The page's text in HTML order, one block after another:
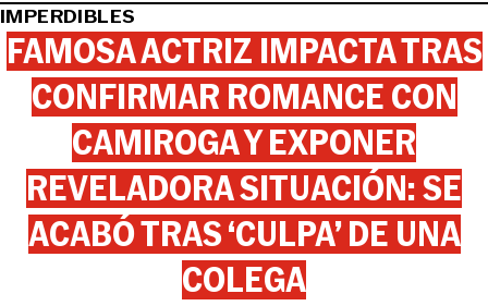
IMPERDIBLES
FAMOSA ACTRIZ IMPACTA TRAS
CONFIRMAR ROMANCE CON
CAMIROGA Y EXPONER
REVELADORA SITUACIÓN: SE
ACABÓ TRAS ‘CULPA’ DE UNA
COLEGA